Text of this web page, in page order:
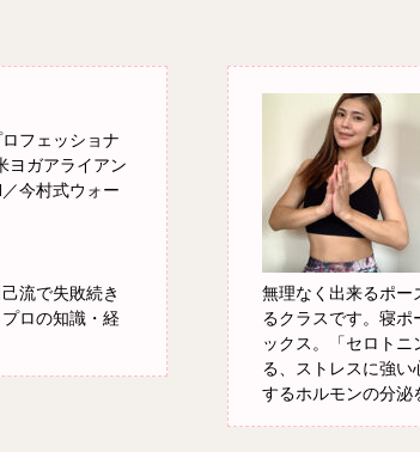
フェッショナ
ヨガアライアン
今村式ウォー
流で失敗続き
ロの知識・経
無理なく出来るポー
るクラスです。寝ポ
ックス。「セロト
る、ストレスに強い
するホルモンの分泌